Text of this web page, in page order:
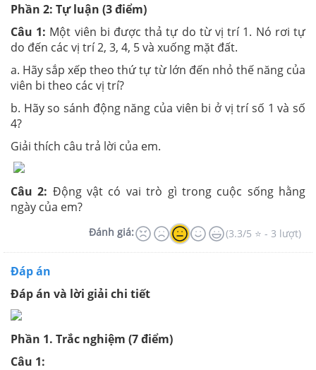
Phần 2: Tự luận (3 điểm)
Câu 1: Một viên bi được thả tự do từ vị trí 1. Nó rơi tự
do đến các vị trí 2, 3, 4, 5 và xuống mặt đất.
a. Hãy sắp xếp theo thứ tự từ lớn đến nhỏ thế năng của
viên bi theo các vị trí?
b. Hãy so sánh động năng của viên bi ở vị trí số 1 và số
4?
Giải thích câu trả lời của em.
Câu 2: Động vật có vai trò gì trong cuộc sống hằng
ngày của em?
Đánh giá: (3.3/5 ⭐ - 3 lượt)
Đáp án
Đáp án và lời giải chi tiết
Phần 1. Trắc nghiệm (7 điểm)
Câu 1: